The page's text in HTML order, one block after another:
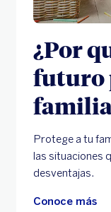
¿Por
futuro
Protege a tu
las situaciones
desventajas.
Conoce más